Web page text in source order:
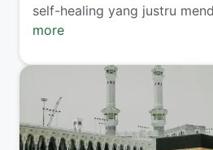
self-healing yang justru
more